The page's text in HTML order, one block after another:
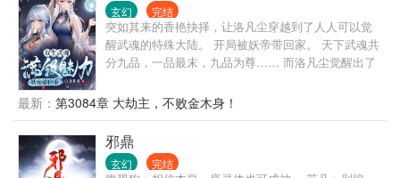
玄幻 完结
突如其来的香艳抉择，让洛凡尘穿越到了人人可以觉
醒武魂的特殊大陆。 开局被妖帝带回家。 天下武魂共
分九品，一品最末，九品为尊…… 而洛凡尘觉醒出了
八品，九品？ 抱歉，那只是凡人的极限…… 本书又
名： 当撩术惊人的一代情感大师，突然拥有了满级外
挂，会有多恐怖…… 双生武魂? 顶级气运? 逆天悟性?
仙姿玉骨? 满级魅力?
最新： 第3084章 大劫主，不败金木身！
邪鼎
玄幻 完结